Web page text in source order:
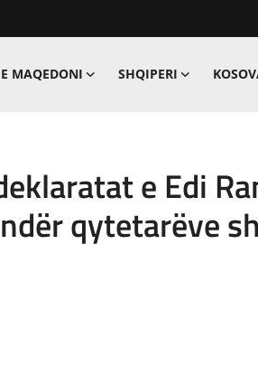
MAQEDONI SHQIPERI
e Edi
qytetarëve